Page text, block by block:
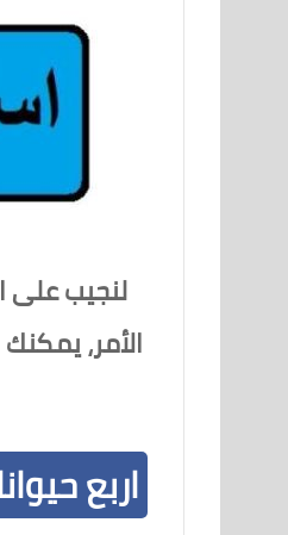
لنجيب على
الأمر،
اربع